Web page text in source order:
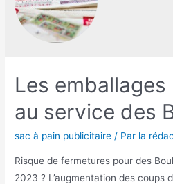
Les
au service des
sac à pain publicitaire / Par la
Risque de fermetures pour des
2023 ? L’augmentation des coups